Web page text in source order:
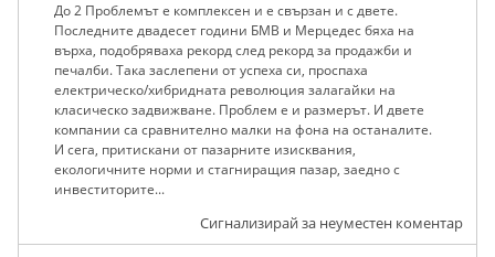
До 2 Проблемът е комплексен и е свързан и с двете.
Последните двадесет години БМВ и Мерцедес бяха на
върха, подобряваха рекорд след рекорд за продажби и
печалби. Така заслепени от успеха си, проспаха
електрическо/хибридната революция залагайки на
класическо задвижване. Проблем е и размерът. И двете
компании са сравнително малки на фона на останалите.
И сега, притискани от пазарните изисквания,
екологичните норми и стагниращия пазар, заедно с
инвеститорите...
Сигнализирай за неуместен коментар